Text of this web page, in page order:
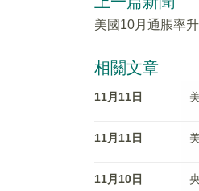
美國10月通脹率
相關文章
11月11日
11月11日
11月10日